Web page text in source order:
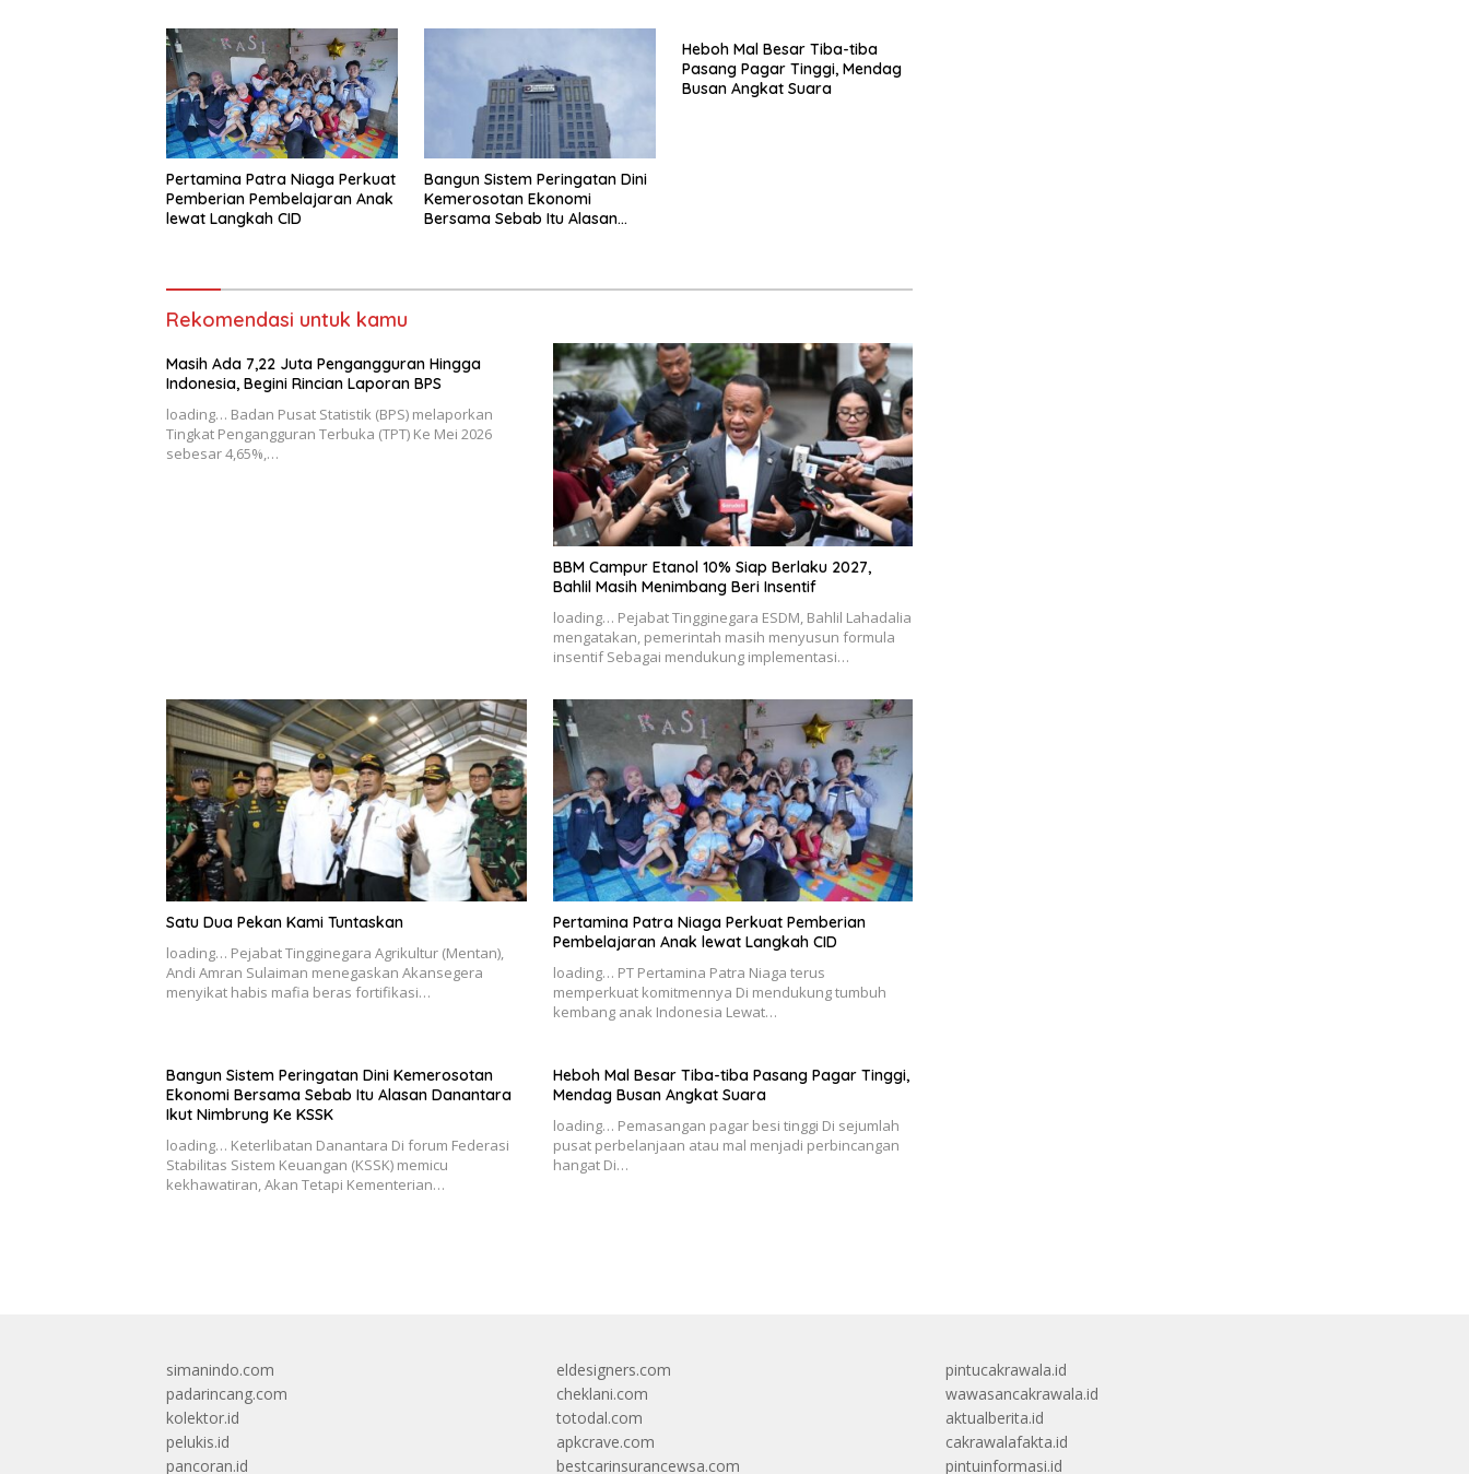
Pertamina Patra Niaga Perkuat
Pemberian Pembelajaran Anak
lewat Langkah CID
Bangun Sistem Peringatan Dini
Kemerosotan Ekonomi
Bersama Sebab Itu Alasan
Heboh Mal Besar Tiba-tiba
Pasang Pagar Tinggi, Mendag
Busan Angkat Suara
Rekomendasi untuk kamu
Masih Ada 7,22 Juta Pengangguran Hingga
Indonesia, Begini Rincian Laporan BPS
loading… Badan Pusat Statistik (BPS) melaporkan
Tingkat Pengangguran Terbuka (TPT) Ke Mei 2026
sebesar 4,65%,…
BBM Campur Etanol 10% Siap Berlaku 2027,
Bahlil Masih Menimbang Beri Insentif
loading… Pejabat Tingginegara ESDM, Bahlil Lahadalia
mengatakan, pemerintah masih menyusun formula
insentif Sebagai mendukung implementasi…
Satu Dua Pekan Kami Tuntaskan
loading… Pejabat Tingginegara Agrikultur (Mentan),
Andi Amran Sulaiman menegaskan Akansegera
menyikat habis mafia beras fortifikasi…
Pertamina Patra Niaga Perkuat Pemberian
Pembelajaran Anak lewat Langkah CID
loading… PT Pertamina Patra Niaga terus
memperkuat komitmennya Di mendukung tumbuh
kembang anak Indonesia Lewat…
Bangun Sistem Peringatan Dini Kemerosotan
Ekonomi Bersama Sebab Itu Alasan Danantara
Ikut Nimbrung Ke KSSK
loading… Keterlibatan Danantara Di forum Federasi
Stabilitas Sistem Keuangan (KSSK) memicu
kekhawatiran, Akan Tetapi Kementerian…
Heboh Mal Besar Tiba-tiba Pasang Pagar Tinggi,
Mendag Busan Angkat Suara
loading… Pemasangan pagar besi tinggi Di sejumlah
pusat perbelanjaan atau mal menjadi perbincangan
hangat Di…
simanindo.com
padarincang.com
kolektor.id
pelukis.id
pancoran.id
eldesigners.com
cheklani.com
totodal.com
apkcrave.com
bestcarinsurancewsa.com
pintucakrawala.id
wawasancakrawala.id
aktualberita.id
cakrawalafakta.id
pintuinformasi.id